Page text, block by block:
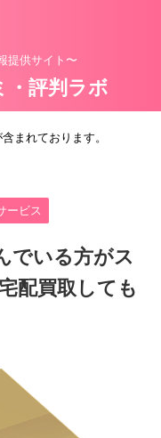
提供サイト〜
・評判ラボ
まれております。
ービス
でいる方がス
配買取しても